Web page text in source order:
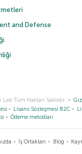
and Defense
Tüm Hakları Saklıdır.
Lisans Sözleşmesi B2C
Ödeme metodları
İş Ortakları Blog